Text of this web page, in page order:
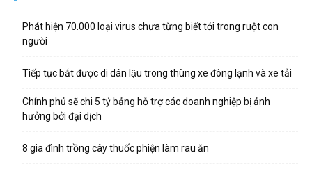
Phát hiện 70.000 loại virus chưa từng biết tới trong ruột con
người
Tiếp tục bắt được di dân lậu trong thùng xe đông lạnh và xe tải
Chính phủ sẽ chi 5 tỷ bảng hỗ trợ các doanh nghiệp bị ảnh
hưởng bởi đại dịch
8 gia đình trồng cây thuốc phiện làm rau ăn